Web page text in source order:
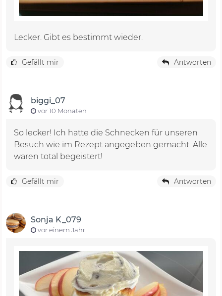
Lecker. Gibt es bestimmt wieder.
Gefällt mir Antworten
biggi_07
vor 10 Monaten
So lecker! Ich hatte die Schnecken für unseren
Besuch wie im Rezept angegeben gemacht. Alle
waren total begeistert!
Gefällt mir Antworten
Sonja K_079
vor einem Jahr